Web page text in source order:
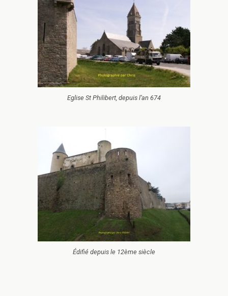
Eglise St Philibert, depuis l’an 674
Édifié depuis le 12ème siècle